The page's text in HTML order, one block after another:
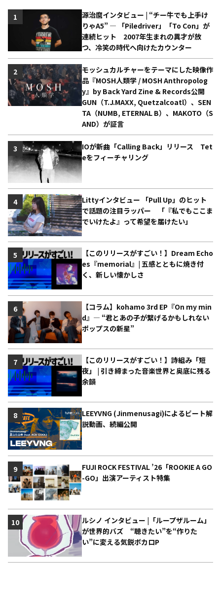
源治麿インタビュー | “チー牛でも上手け
りゃA5” ― 「Piledriver」「To Con」が
連続ヒット 2007年生まれの異才が放
つ、冷笑の時代へ向けたカウンター
1
モッシュカルチャーをテーマにした映像作
品『MOSH人類学 / MOSH Anthropolog
y』by Back Yard Zine & Records公開
GUN（T.J.MAXX, Quetzalcoatl）、SEN
TA（NUMB, ETERNAL B）、MAKOTO（S
AND）が証言
2
IOが新曲「Calling Back」リリース Tet
eをフィーチャリング
3
Littyインタビュー 「Pull Up」のヒット
で話題の注目ラッパー 「『私でもここま
でいけたよ』って希望を届けたい」
4
【このリリースがすごい！】Dream Echo
es『memorial』| 五感とともに焼き付
く、新しい懐かしさ
5
【コラム】kohamo 3rd EP『On my min
d』― “君とあの子が繋げるかもしれない
ポップスの新星”
6
【このリリースがすごい！】詩組み「短
夜」 | 引き締まった音楽世界と奥底に残る
余韻
7
LEEYVNG (Jinmenusagi)によるビート解
説動画、続編公開
8
FUJI ROCK FESTIVAL ’26「ROOKIE A GO
-GO」出演アーティスト特集
9
ルシノ インタビュー |「ループザルーム」
が世界的バズ “聴きたい”を“作りた
い”に変える気鋭ボカロP
10